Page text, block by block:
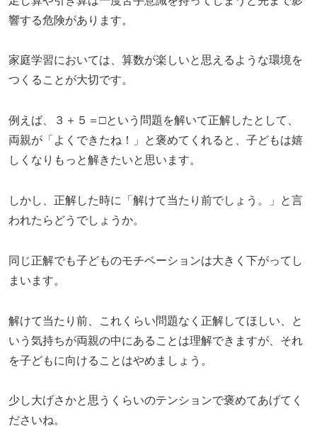
響する危険があります。
家庭学習においては、算数が楽しいと思えるような環境を
つくることが大切です。
例えば、３＋５＝□という問題を解いて正解したとして、
両親が「よくできたね！」と褒めてくれると、子どもは嬉
しくなりもっと解きたいと思います。
しかし、正解した時に「解けて当たり前でしょう。」と言
われたらどうでしょうか。
同じ正解でも子どものモチベーションは大きく下がってし
まいます。
解けて当たり前、これくらい問題なく正解してほしい、と
いう気持ちが両親の中にあることは理解できますが、それ
を子どもに向けることはやめましょう。
少し大げさかと思うくらいのテンションで褒めてあげてく
ださいね。